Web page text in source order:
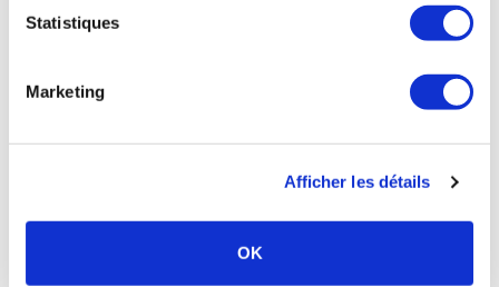
Statistiques
Marketing
Afficher les détails
OK
Affections digestives et maladies métaboliques
EVIAN-LES-BAINS - 74500